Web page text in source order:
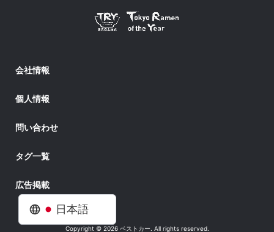
日本語
会社情報
個人情報
問い合わせ
タグ一覧
広告掲載
Copyright © 2026 ベストカー. All rights reserved.